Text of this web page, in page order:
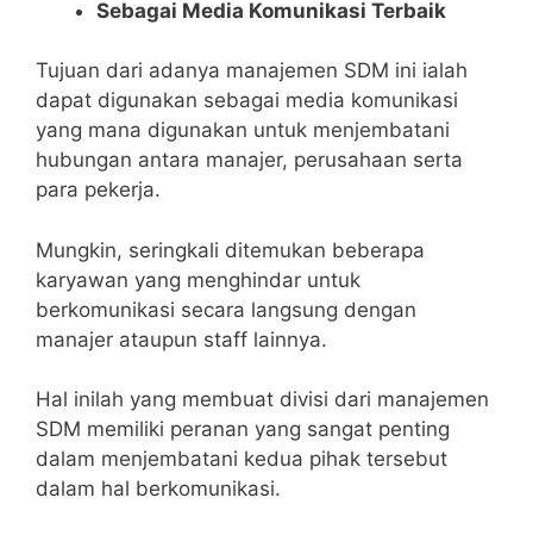
Sebagai Media Komunikasi Terbaik
Tujuan dari adanya manajemen SDM ini ialah
dapat digunakan sebagai media komunikasi
yang mana digunakan untuk menjembatani
hubungan antara manajer, perusahaan serta
para pekerja.
Mungkin, seringkali ditemukan beberapa
karyawan yang menghindar untuk
berkomunikasi secara langsung dengan
manajer ataupun staff lainnya.
Hal inilah yang membuat divisi dari manajemen
SDM memiliki peranan yang sangat penting
dalam menjembatani kedua pihak tersebut
dalam hal berkomunikasi.